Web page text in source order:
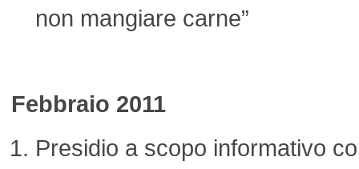
non mangiare carne”
Febbraio 2011
Presidio a scopo informativo